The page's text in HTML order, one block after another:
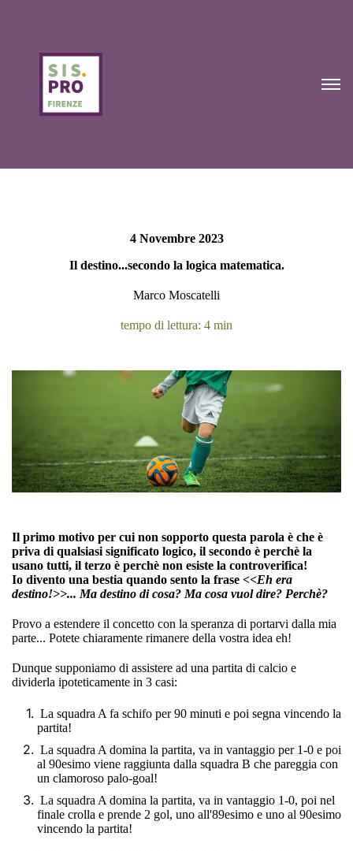
4 Novembre 2023
Il destino...secondo la logica matematica.
Marco Moscatelli
tempo di lettura: 4 min
Il primo motivo per cui non sopporto questa parola è che è
priva di qualsiasi significato logico, il secondo è perchè la
usano tutti, il terzo è perchè non esiste la controverifica!
Io divento una bestia quando sento la frase <<Eh era
destino!>>... Ma destino di cosa? Ma cosa vuol dire? Perchè?
Provo a estendere il concetto con la speranza di portarvi dalla mia
parte... Potete chiaramente rimanere della vostra idea eh!
Dunque supponiamo di assistere ad una partita di calcio e
dividerla ipoteticamente in 3 casi:
La squadra A fa schifo per 90 minuti e poi segna vincendo la
partita!
La squadra A domina la partita, va in vantaggio per 1-0 e poi
al 90esimo viene raggiunta dalla squadra B che pareggia con
un clamoroso palo-goal!
La squadra A domina la partita, va in vantaggio 1-0, poi nel
finale crolla e prende 2 gol, uno all'89esimo e uno al 90esimo
vincendo la partita!